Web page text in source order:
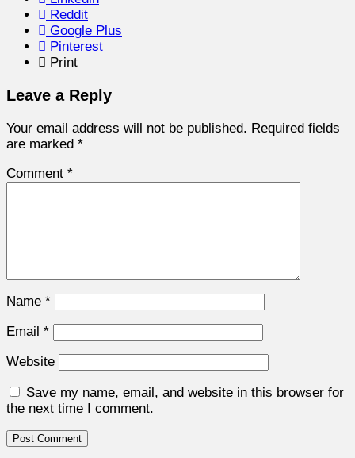
Reddit
Google Plus
Pinterest
Print
Leave a Reply
Your email address will not be published. Required fields
are marked *
Comment *
Name *
Email *
Website
Save my name, email, and website in this browser for
the next time I comment.